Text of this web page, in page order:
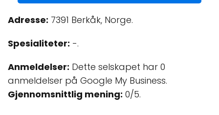
Adresse: 7391 Berkåk, Norge.
Spesialiteter: -.
Anmeldelser: Dette selskapet har 0
anmeldelser på Google My Business.
Gjennomsnittlig mening: 0/5.